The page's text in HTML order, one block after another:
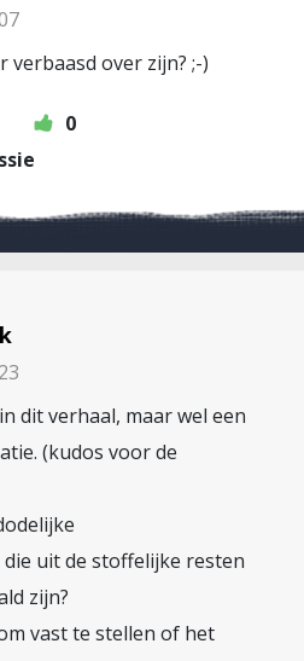
verbaasd over zijn? ;-)
0
dit verhaal, maar wel een
(kudos voor de
uit de stoffelijke resten
zijn?
vast te stellen of het